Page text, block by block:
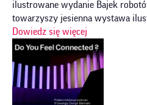
ilustrowane wydanie Bajek
towarzyszy jesienna wystawa
Dowiedz się więcej